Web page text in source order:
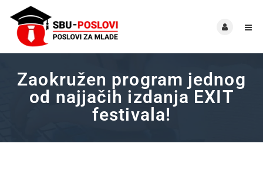
Zaokružen program jednog
od najjačih izdanja EXIT
festivala!